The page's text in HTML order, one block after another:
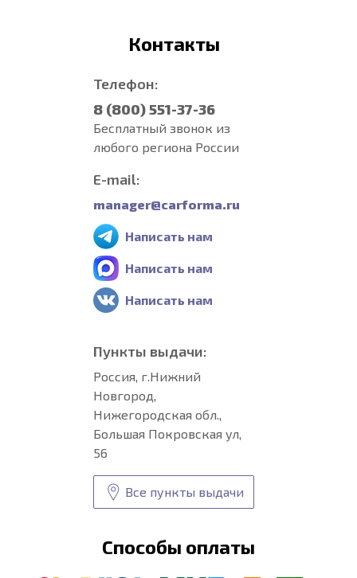
Контакты
Телефон:
8 (800) 551-37-36
Бесплатный звонок из
любого региона России
E-mail:
manager@carforma.ru
Написать нам
Написать нам
Написать нам
Пункты выдачи:
Россия, г.Нижний
Новгород,
Нижегородская обл.,
Большая Покровская ул,
56
Все пункты выдачи
Способы оплаты